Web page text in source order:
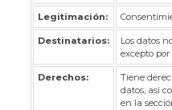
Legitimación:
Destinatarios:
Los datos
excepto
Derechos:
Tiene
datos, así
en la